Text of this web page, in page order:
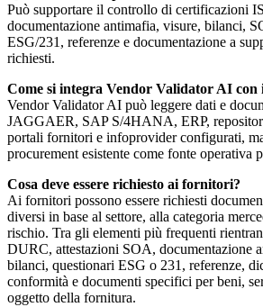
Può supportare il controllo di certificazioni
documentazione antimafia, visure, bilanci,
ESG/231, referenze e documentazione a
richiesti.
Come si integra Vendor Validator AI con
Vendor Validator AI può leggere dati e
JAGGAER, SAP S/4HANA, ERP,
portali fornitori e infoprovider configurati,
procurement esistente come fonte operativa
Cosa deve essere richiesto ai fornitori?
Ai fornitori possono essere richiesti
diversi in base al settore, alla categoria
rischio. Tra gli elementi più frequenti
DURC, attestazioni SOA, documentazione
bilanci, questionari ESG o 231, referenze,
conformità e documenti specifici per beni,
oggetto della fornitura.